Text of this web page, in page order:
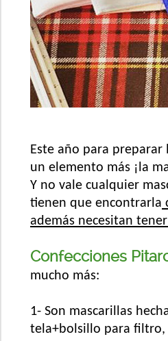
Este año para
un elemento más ¡la
Y no vale cualquier
tienen que encontrarla
además necesitan
Confecciones
mucho más:
1- Son mascarillas
tela+bolsillo para filtro,